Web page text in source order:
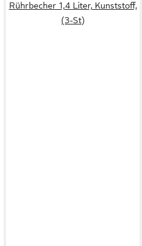
Rührbecher 1,4 Liter, Kunststoff,
(3-St)